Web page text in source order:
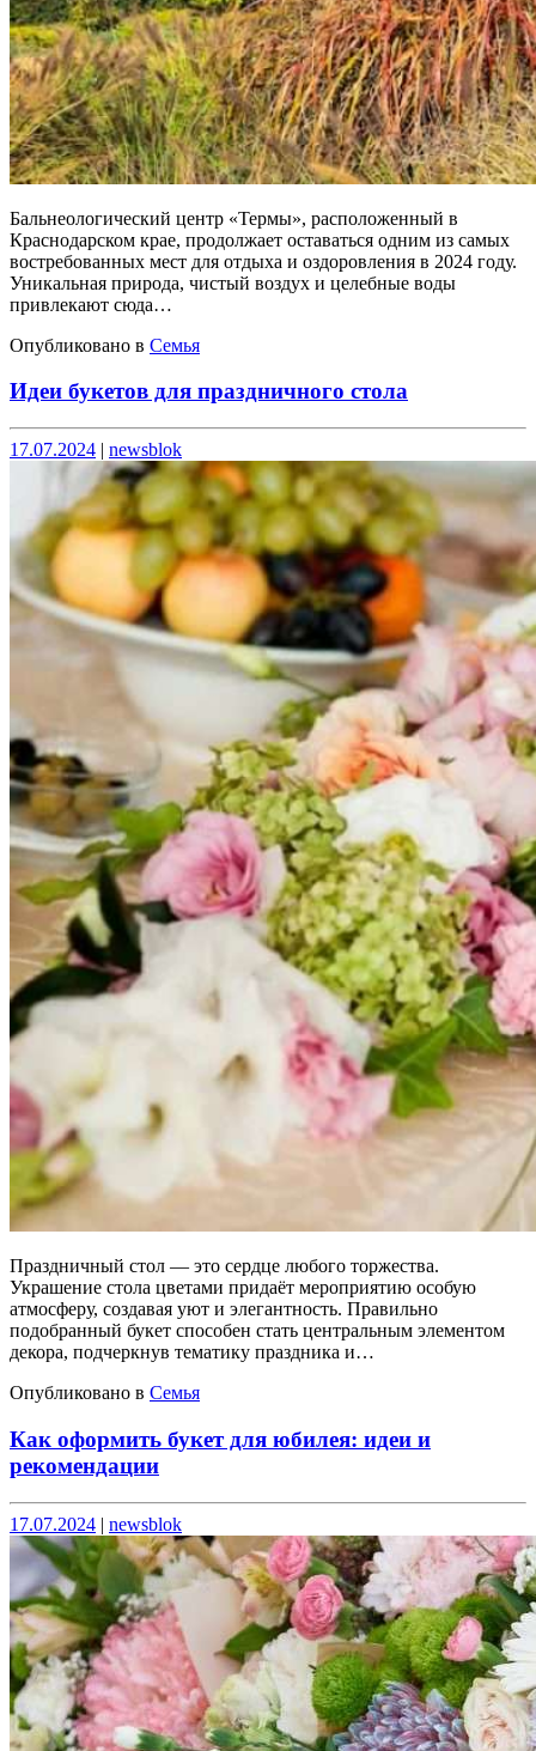
Бальнеологический центр «Термы», расположенный в
Краснодарском крае, продолжает оставаться одним из самых
востребованных мест для отдыха и оздоровления в 2024 году.
Уникальная природа, чистый воздух и целебные воды
привлекают сюда…
Опубликовано в Семья
Идеи букетов для праздничного стола
Опубликовано
17.07.2024 | Опубликовано
newsblok
Праздничный стол — это сердце любого торжества.
Украшение стола цветами придаёт мероприятию особую
атмосферу, создавая уют и элегантность. Правильно
подобранный букет способен стать центральным элементом
декора, подчеркнув тематику праздника и…
Опубликовано в Семья
Как оформить букет для юбилея: идеи и
рекомендации
Опубликовано
17.07.2024 | Опубликовано
newsblok